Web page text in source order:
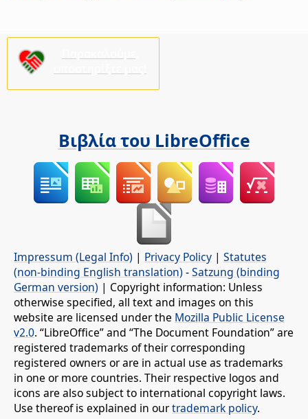
Βιβλία του LibreOffice
Impressum (Legal Info) | Privacy Policy | Statutes
(non-binding English translation) -Satzung (binding
German version) | Copyright information: Unless
otherwise specified, all text and images on this
website are licensed under the Mozilla Public License
v2.0. “LibreOffice” and “The Document Foundation” are
registered trademarks of their corresponding
registered owners or are in actual use as trademarks
in one or more countries. Their respective logos and
icons are also subject to international copyright laws.
Use thereof is explained in ourtrademark policy.